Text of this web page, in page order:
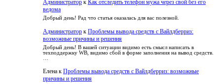
Администратор к Как отследить телефон мужа через свой без его
ведома
Добрый день! Рад что статья оказалась для вас полезной.
Администратор к Проблемы вывода средств с Вайлдберриз:
возможные причины и решения
Добрый день! В вашей ситуации видимо есть смысл написать в
техподдержку WB, видимо сбой в форме заполнения на вывод средств.
Елена к Проблемы вывода средств с Вайлдберриз: возможные
причины и решения